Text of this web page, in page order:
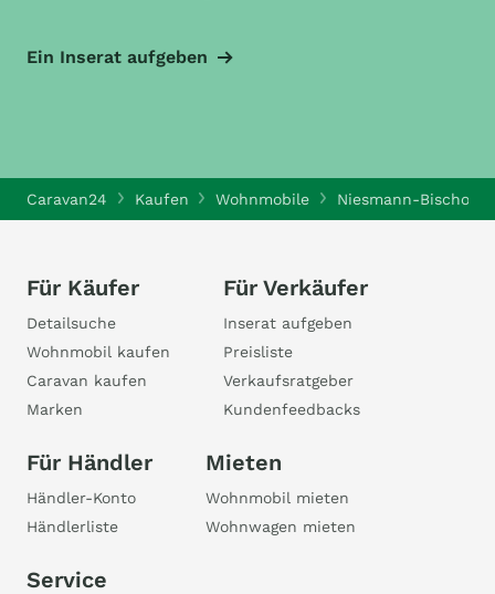
Ein Inserat aufgeben
Caravan24 Kaufen Wohnmobile Niesmann-Bischoff
Für Käufer
Detailsuche
Wohnmobil kaufen
Caravan kaufen
Marken
Für Verkäufer
Inserat aufgeben
Preisliste
Verkaufsratgeber
Kundenfeedbacks
Für Händler
Händler-Konto
Händlerliste
Mieten
Wohnmobil mieten
Wohnwagen mieten
Service